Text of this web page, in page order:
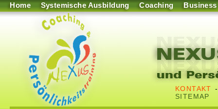
Home Systemische Ausbildung Coaching Business
KONTAKT
SITEMAP